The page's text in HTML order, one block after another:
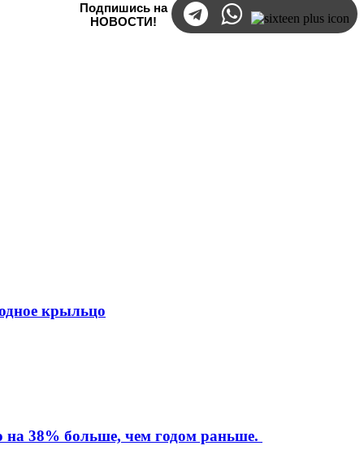
Подпишись на
НОВОСТИ!
крыльцо
на 38% больше, чем годом раньше.